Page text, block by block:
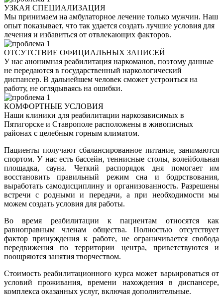
УЗКАЯ СПЕЦИАЛИЗАЦИЯ
Мы принимаем на амбулаторное лечение только мужчин. Наш
опыт показывает, что так удается создать лучшие условия для
лечения и избавиться от отвлекающих факторов.
ОТСУТСТВИЕ ОФИЦИАЛЬНЫХ ЗАПИСЕЙ
У нас анонимная реабилитация наркоманов, поэтому данные
не передаются в государственный наркологический
диспансер. В дальнейшем человек сможет устроиться на
работу, не оглядываясь на ошибки.
КОМФОРТНЫЕ УСЛОВИЯ
Наши клиники для реабилитации наркозависимых в
Пятигорске и Ставрополе расположены в живописных
районах с целебным горным климатом.
Пациенты получают сбалансированное питание, занимаются
спортом. У нас есть бассейн, теннисные столы, волейбольная
площадка, сауна. Четкий распорядок дня помогает им
восстановить правильный режим сна и бодрствования,
выработать самодисциплину и организованность. Разрешены
встречи с родными и передачи, а при необходимости мы
можем создать условия для работы.
Во время реабилитации к пациентам относятся как
равноправным членам общества. Полностью отсутствует
фактор принуждения к работе, не ограничивается свобода
передвижения по территории центра, приветствуются и
поощряются занятия творчеством.
Стоимость реабилитационного курса может варьироваться от
условий проживания, времени нахождения в диспансере,
комплекса оказанных услуг, включая дополнительные.